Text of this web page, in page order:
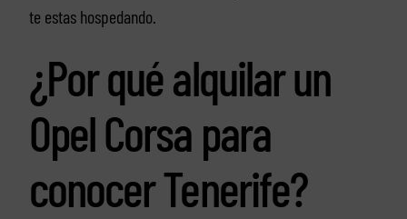
te estas hospedando.
¿Por qué alquilar un
Opel Corsa para
conocer Tenerife?